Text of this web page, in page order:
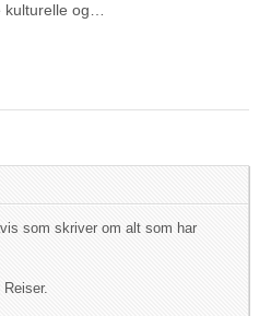
kulturelle og…
som skriver om alt som har